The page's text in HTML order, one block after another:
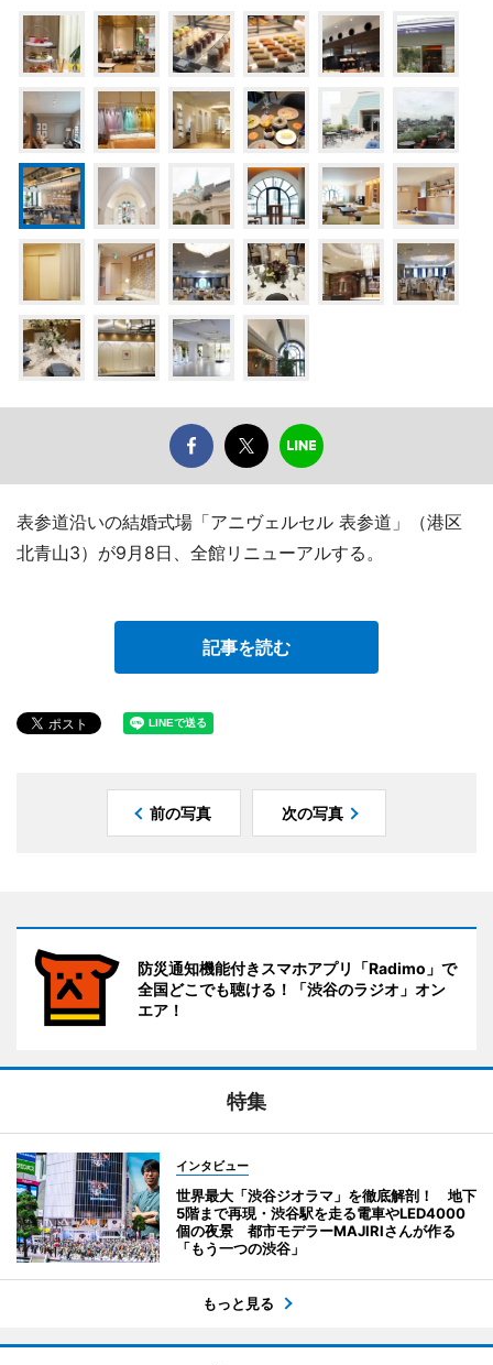
表参道沿いの結婚式場「アニヴェルセル 表参道」（港区
北青山3）が9月8日、全館リニューアルする。
記事を読む
前の写真 次の写真
防災通知機能付きスマホアプリ「Radimo」で
全国どこでも聴ける！「渋谷のラジオ」オン
エア！
特集
インタビュー
世界最大「渋谷ジオラマ」を徹底解剖！ 地下
5階まで再現・渋谷駅を走る電車やLED4000
個の夜景 都市モデラーMAJIRIさんが作る
「もう一つの渋谷」
もっと見る